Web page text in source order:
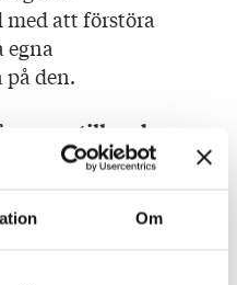
Om
att förstöra
egna
den.
till andra
du valt dem
har följt